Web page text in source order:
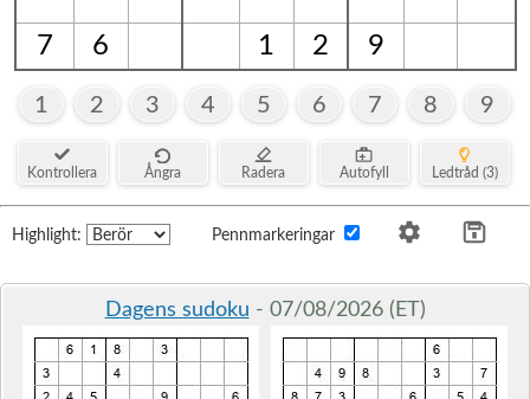
7 6 1 2 9
1 2 3 4 5 6 7 8 9
Kontrollera Ångra Radera Autofyll Ledtråd (3)
Highlight: Pennmarkeringar
Dagens sudoku - 07/08/2026 (ET)